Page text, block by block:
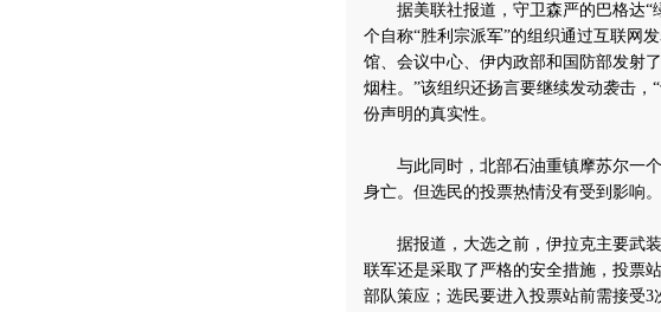
据美联社报道，守卫森严的巴格达“
个自称“胜利宗派军”的组织通过互联网
馆、会议中心、伊内政部和国防部发射
烟柱。”该组织还扬言要继续发动袭击
份声明的真实性。
与此同时，北部石油重镇摩苏尔一个
身亡。但选民的投票热情没有受到影响。
据报道，大选之前，伊拉克主要武装
联军还是采取了严格的安全措施，投票
部队策应；选民要进入投票站前需接受3